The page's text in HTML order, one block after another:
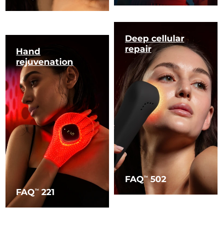
FAQTM 221
Hand
rejuvenation
FAQTM502
Deep cellular
repair